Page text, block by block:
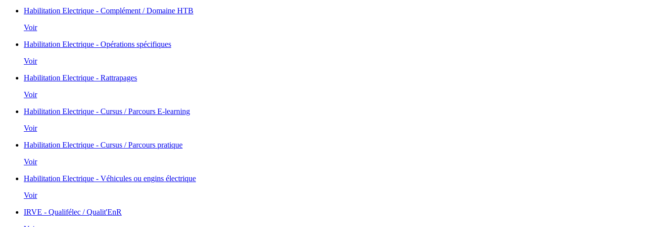
Habilitation Electrique - Complément / Domaine HTB
Voir
Habilitation Electrique - Opérations spécifiques
Voir
Habilitation Electrique - Rattrapages
Voir
Habilitation Electrique - Cursus / Parcours E-learning
Voir
Habilitation Electrique - Cursus / Parcours pratique
Voir
Habilitation Electrique - Véhicules ou engins électrique
Voir
IRVE - Qualifélec / Qualit'EnR